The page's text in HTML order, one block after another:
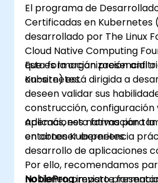
producción.
El programa de
Certificadas en Kubernetes
desarrollado por The Linux
Cloud Native Computing
que es la organización
Kubernetes.
Esta formación presencial o
on-site) está dirigida a
deseen validar sus
construcción, configuración
aplicaciones nativas para la
entornos Kubernetes.
Además, esta formación
en obtener experiencia
desarrollo de aplicaciones
Por ello, recomendamos
no tienen previsto
NobleProgimparte